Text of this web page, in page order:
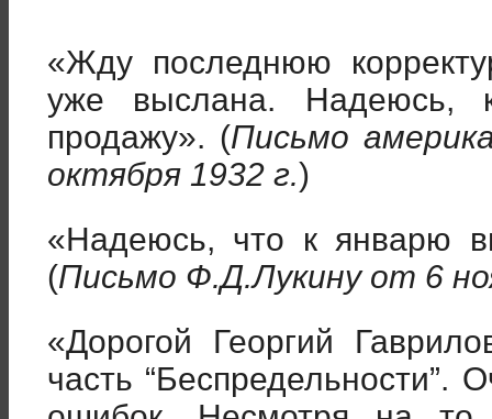
«Жду последнюю
уже выслана. Надеюсь,
продажу». (Письмо
октября 1932 г.)
«Надеюсь, что к январю
(Письмо Ф.Д.Лукину от 6
«Дорогой Георгий
часть “Беспредельности”.